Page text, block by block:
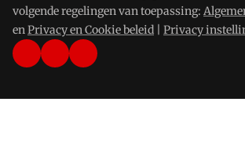
volgende regelingen van toepassing:
enPrivacy en Cookie beleid Privacy